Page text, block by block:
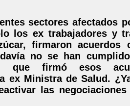
sectores afectados
los ex trabajadores y
firmaron acuerdos
no se han
que firmó esos
ex Ministra de Salud.
las